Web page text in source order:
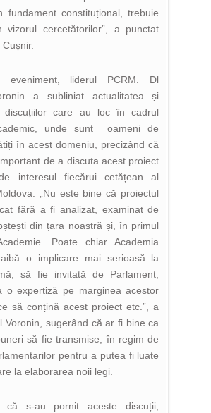
fundament constituțional, trebuie
cercetătorilor”, a punctat
eveniment, liderul PCRM. Dl
a subliniat actualitatea și
discuțiilor care au loc în cadrul
unde sunt oameni de
în acest domeniu, precizând că
de a discuta acest proiect
interesul fiecărui cetățean al
„Nu este bine că proiectul
fără a fi analizat, examinat de
din țara noastră și, în primul
Poate chiar Academia
o implicare mai serioasă la
să fie invitată de Parlament,
o expertiză pe marginea acestor
să conțină acest proiect etc.”, a
Voronin, sugerând că ar fi bine ca
să fie transmise, în regim de
pentru a putea fi luate
la elaborarea noii legi.
că s-au pornit aceste discuții,